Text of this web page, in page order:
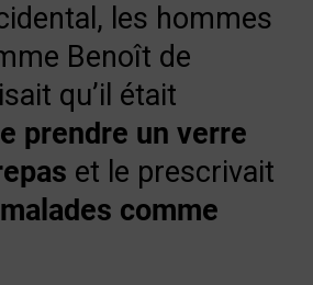
les hommes
Benoît de
qu’il était
prendre un verre
et le prescrivait
comme